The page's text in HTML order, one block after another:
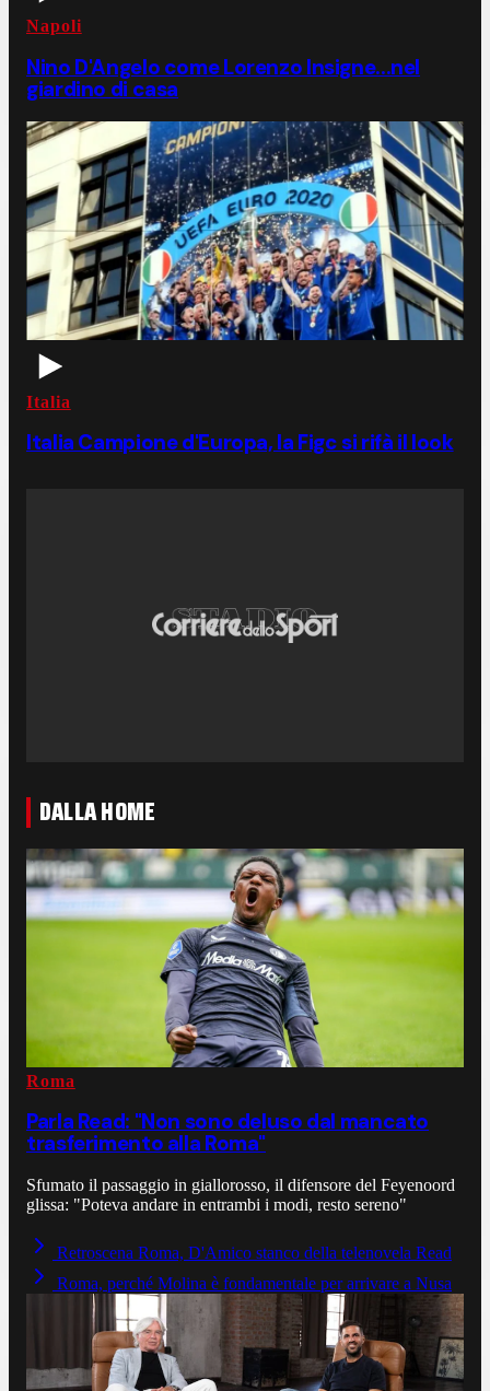
Napoli
Nino D'Angelo come Lorenzo Insigne...nel
giardino di casa
Italia
Italia Campione d'Europa, la Figc si rifà il look
DALLA HOME
Roma
Parla Read: "Non sono deluso dal mancato
trasferimento alla Roma"
Sfumato il passaggio in giallorosso, il difensore del Feyenoord
glissa: "Poteva andare in entrambi i modi, resto sereno"
Retroscena Roma, D'Amico stanco della telenovela Read
Roma, perché Molina è fondamentale per arrivare a Nusa